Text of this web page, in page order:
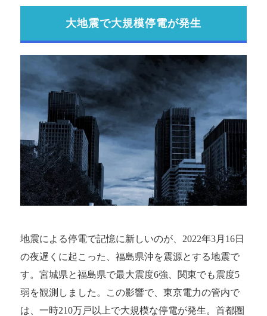
大地震で大規模停電が発生
地震による停電で記憶に新しいのが、2022年3月16日
の夜遅くに起こった、福島県沖を震源とする地震で
す。宮城県と福島県で最大震度6強、関東でも震度5
弱を観測しました。この影響で、東京電力の管内で
は、一時210万戸以上で大規模な停電が発生。首都圏